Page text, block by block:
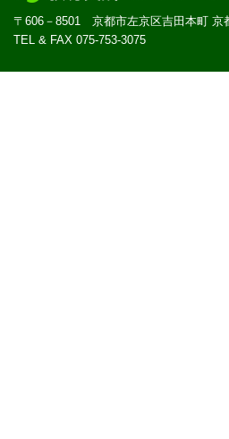
〒606－8501 京都市左京区吉田本町 京
TEL & FAX 075-753-3075